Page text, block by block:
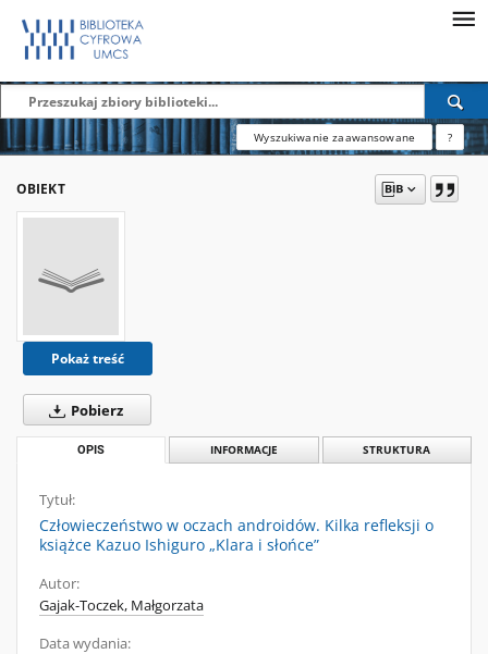
Wyszukiwanie zaawansowane ?
OBIEKT
Pokaż treść
Pobierz
OPIS INFORMACJE STRUKTURA
Tytuł:
Człowieczeństwo w oczach androidów. Kilka refleksji o
książce Kazuo Ishiguro „Klara i słońce”
Autor:
Gajak-Toczek, Małgorzata
Data wydania: